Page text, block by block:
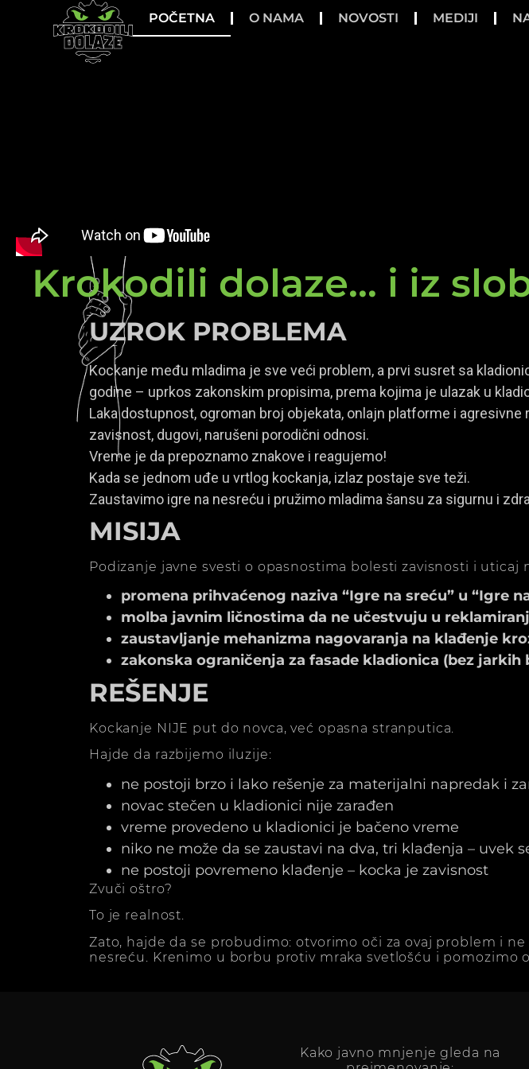
POČETNA O NAMA NOVOSTI MEDIJI
Krokodili dolaze... i iz
UZROK PROBLEMA
Kockanje među mladima je sve veći problem, a prvi susret sa
godine – uprkos zakonskim propisima, prema kojima je ulazak u
Laka dostupnost, ogroman broj objekata, onlajn platforme i
zavisnost, dugovi, narušeni porodični odnosi.
Vreme je da prepoznamo znakove i reagujemo!
Kada se jednom uđe u vrtlog kockanja, izlaz postaje sve teži.
Zaustavimo igre na nesreću i pružimo mladima šansu za sigurnu i
MISIJA
Podizanje javne svesti o opasnostima bolesti zavisnosti i
promena prihvaćenog naziva “Igre na sreću” u “Igre
molba javnim ličnostima da ne učestvuju u
zaustavljanje mehanizma nagovaranja na klađenje
zakonska ograničenja za fasade kladionica (bez jarkih
REŠENJE
Kockanje NIJE put do novca, već opasna stranputica.
Hajde da razbijemo iluzije:
ne postoji brzo i lako rešenje za materijalni napredak i
novac stečen u kladionici nije zarađen
vreme provedeno u kladionici je bačeno vreme
niko ne može da se zaustavi na dva, tri klađenja – uvek
ne postoji povremeno klađenje – kocka je zavisnost
Zvuči oštro?
To je realnost.
Zato, hajde da se probudimo: otvorimo oči za ovaj problem i
nesreću. Krenimo u borbu protiv mraka svetlošću i pomozimo
Kako javno mnjenje gleda na